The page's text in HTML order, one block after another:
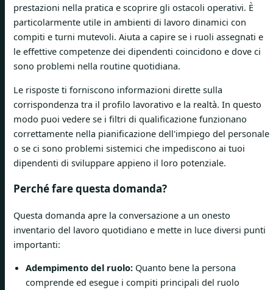
prestazioni nella pratica e scoprire gli ostacoli operativi. È
particolarmente utile in ambienti di lavoro dinamici con
compiti e turni mutevoli. Aiuta a capire se i ruoli assegnati e
le effettive competenze dei dipendenti coincidono e dove ci
sono problemi nella routine quotidiana.
Le risposte ti forniscono informazioni dirette sulla
corrispondenza tra il profilo lavorativo e la realtà. In questo
modo puoi vedere se i filtri di qualificazione funzionano
correttamente nella pianificazione dell'impiego del personale
o se ci sono problemi sistemici che impediscono ai tuoi
dipendenti di sviluppare appieno il loro potenziale.
Perché fare questa domanda?
Questa domanda apre la conversazione a un onesto
inventario del lavoro quotidiano e mette in luce diversi punti
importanti:
Adempimento del ruolo: Quanto bene la persona
comprende ed esegue i compiti principali del ruolo